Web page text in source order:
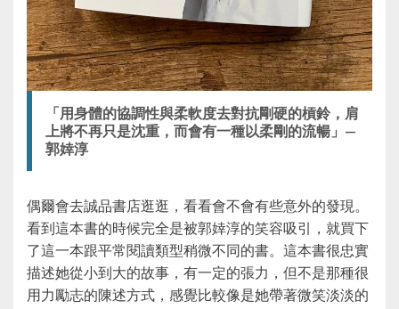
「用身體的協調性與柔軟度去對抗剛硬的槓鈴，肩
上將不再只是沈重，而會有一種以柔剛的流暢」—
郭婞淳
偶爾會去誠品書店逛逛，看看會不會有些意外的發現。
看到這本書的時候完全是被郭婞淳的笑容吸引，就買下
了這一本跟平常閱讀類型稍微不同的書。這本書很忠實
描述她從小到大的故事，有一定的張力，但不是那種很
用力勵志的陳述方式，感覺比較像是她帶著微笑淡淡的